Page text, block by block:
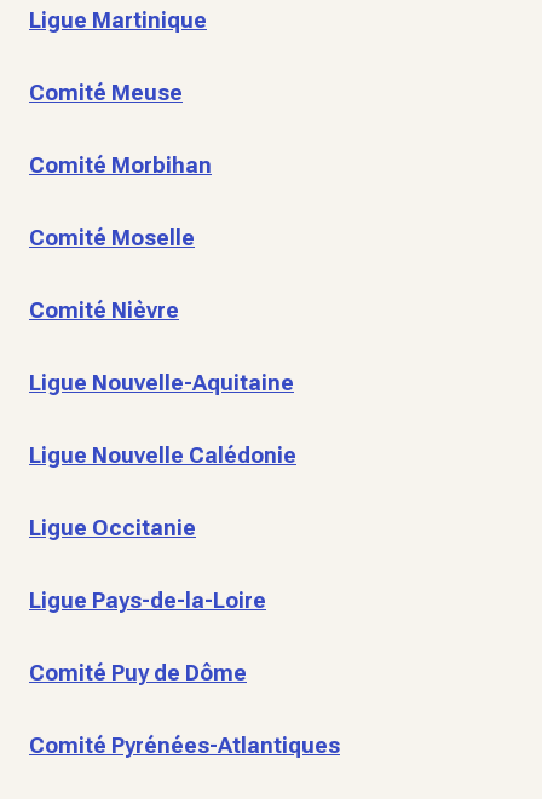
Ligue Martinique
Comité Meuse
Comité Morbihan
Comité Moselle
Comité Nièvre
Ligue Nouvelle-Aquitaine
Ligue Nouvelle Calédonie
Ligue Occitanie
Ligue Pays-de-la-Loire
Comité Puy de Dôme
Comité Pyrénées-Atlantiques